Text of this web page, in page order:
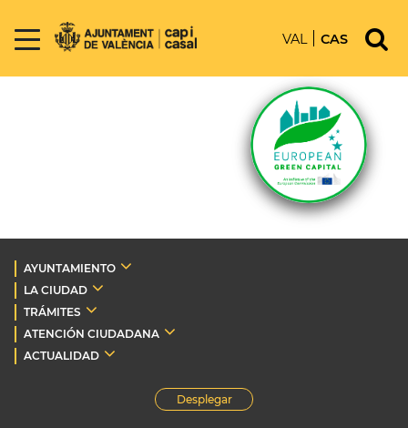
VAL CAS
AYUNTAMIENTO
LA CIUDAD
TRÁMITES
ATENCIÓN CIUDADANA
ACTUALIDAD
Desplegar